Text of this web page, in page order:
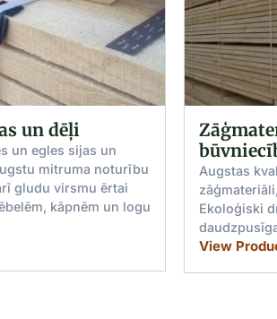
dēļi
sijas un
mitruma noturību
virsmu ērtai
kāpnēm un logu
būvniecībai
Augstas
zāģmateriāli,
Ekoloģiski
daudzpusīgas
View Product